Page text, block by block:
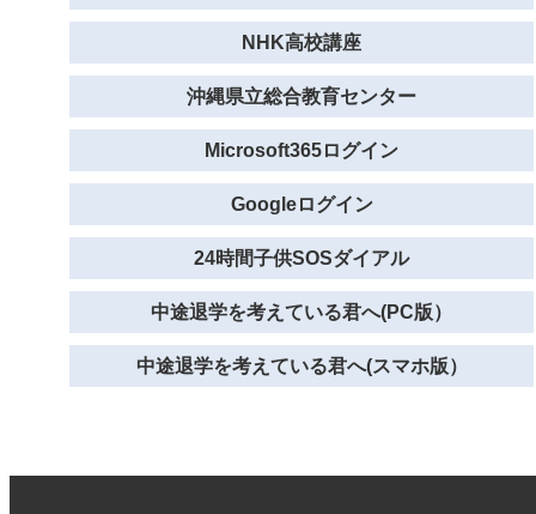
NHK高校講座
沖縄県立総合教育センター
Microsoft365ログイン
Googleログイン
24時間子供SOSダイアル
中途退学を考えている君へ(PC版）
中途退学を考えている君へ(スマホ版）